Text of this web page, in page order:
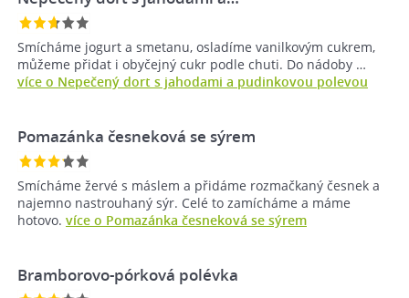
Smícháme jogurt a smetanu, osladíme vanilkovým cukrem,
můžeme přidat i obyčejný cukr podle chuti. Do nádoby …
více o Nepečený dort s jahodami a pudinkovou polevou
Pomazánka česneková se sýrem
Smícháme žervé s máslem a přidáme rozmačkaný česnek a
najemno nastrouhaný sýr. Celé to zamícháme a máme
hotovo. více o Pomazánka česneková se sýrem
Bramborovo-pórková polévka